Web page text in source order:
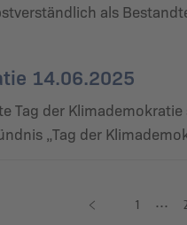
als
14.06.2025
Tag der
„Tag der
1 2